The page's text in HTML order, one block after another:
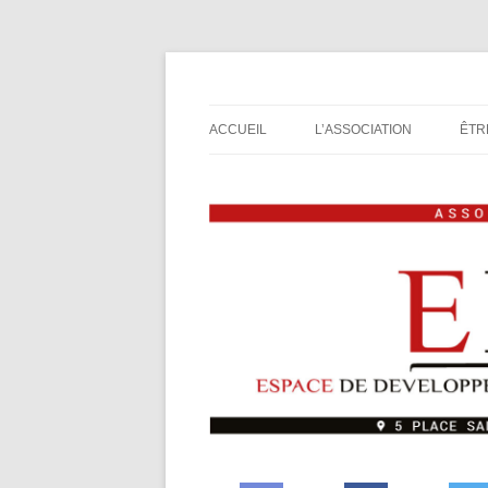
ACCUEIL L’ASSOCIATION